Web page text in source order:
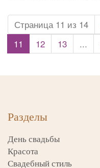
Страница 11 из 14
11
12 13 ...
Разделы
День свадьбы
Красота
Свадебный стиль